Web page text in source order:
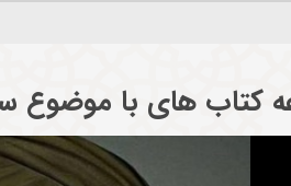
کتاب های با موضوع